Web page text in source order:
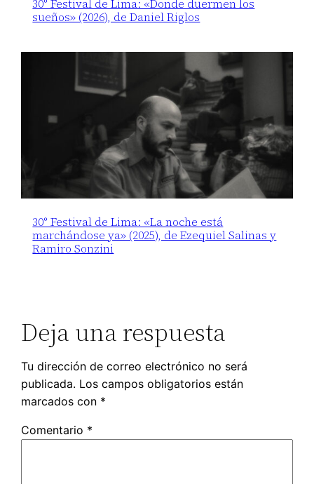
30° Festival de Lima: «Donde duermen los
sueños» (2026), de Daniel Riglos
30° Festival de Lima: «La noche está
marchándose ya» (2025), de Ezequiel Salinas y
Ramiro Sonzini
Deja una respuesta
Tu dirección de correo electrónico no será
publicada. Los campos obligatorios están
marcados con *
Comentario *